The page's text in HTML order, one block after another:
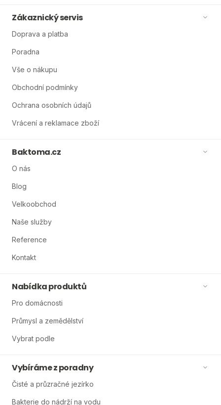
Zákaznický servis
Doprava a platba
Poradna
Vše o nákupu
Obchodní podmínky
Ochrana osobních údajů
Vrácení a reklamace zboží
Baktoma.cz
O nás
Blog
Velkoobchod
Naše služby
Reference
Kontakt
Nabídka produktů
Pro domácnosti
Průmysl a zemědělství
Vybrat podle
Vybíráme z poradny
Čisté a průzračné jezírko
Bakterie do nádrží na vodu